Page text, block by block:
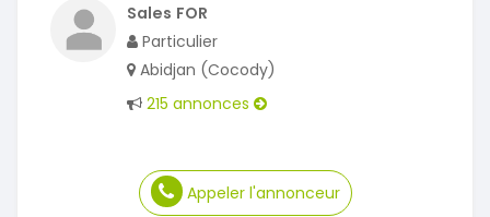
Sales FOR
Particulier
Abidjan (Cocody)
215 annonces
Appeler l'annonceur